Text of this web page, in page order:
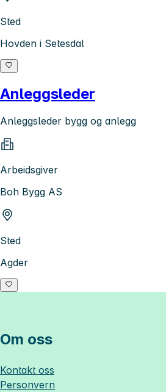
Sted
Hovden i Setesdal
Anleggsleder
Anleggsleder bygg og anlegg
Arbeidsgiver
Boh Bygg AS
Sted
Agder
Om oss
Kontakt oss
Personvern